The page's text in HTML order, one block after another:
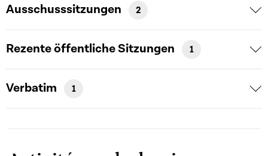
Ausschusssitzungen 2
Rezente öffentliche Sitzungen 1
Verbatim 1